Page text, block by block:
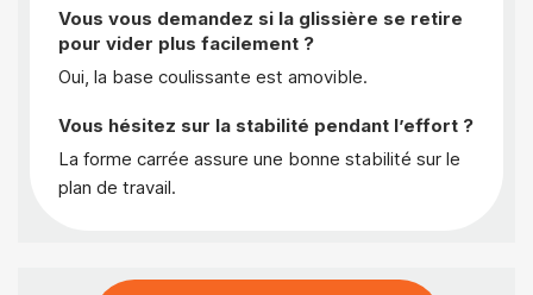
Vous vous demandez si la glissière se retire
pour vider plus facilement ?
Oui, la base coulissante est amovible.
Vous hésitez sur la stabilité pendant l’effort ?
La forme carrée assure une bonne stabilité sur le
plan de travail.